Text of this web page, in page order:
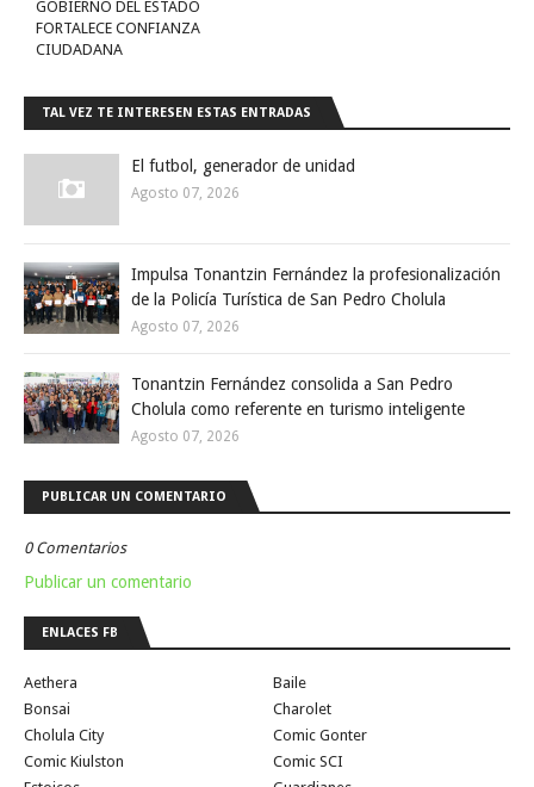
GOBIERNO DEL ESTADO
FORTALECE CONFIANZA
CIUDADANA
TAL VEZ TE INTERESEN ESTAS ENTRADAS
El futbol, generador de unidad
Agosto 07, 2026
Impulsa Tonantzin Fernández la profesionalización
de la Policía Turística de San Pedro Cholula
Agosto 07, 2026
Tonantzin Fernández consolida a San Pedro
Cholula como referente en turismo inteligente
Agosto 07, 2026
PUBLICAR UN COMENTARIO
0 Comentarios
Publicar un comentario
ENLACES FB
Aethera
Baile
Bonsai
Charolet
Cholula City
Comic Gonter
Comic Kiulston
Comic SCI